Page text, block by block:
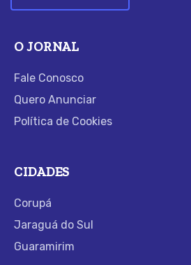
O JORNAL
Fale Conosco
Quero Anunciar
Política de Cookies
CIDADES
Corupá
Jaraguá do Sul
Guaramirim